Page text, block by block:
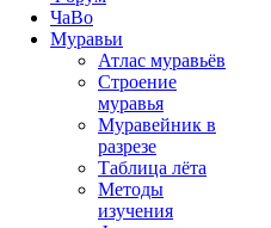
ЧаВо
Муравьи
Атлас муравьёв
Строение
муравья
Муравейник в
разрезе
Таблица лёта
Методы
изучения